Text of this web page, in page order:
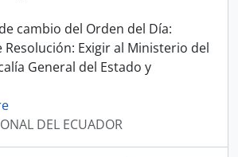
cambio del Orden del Día:
Resolución: Exigir al Ministerio del
General del Estado y
DEL ECUADOR